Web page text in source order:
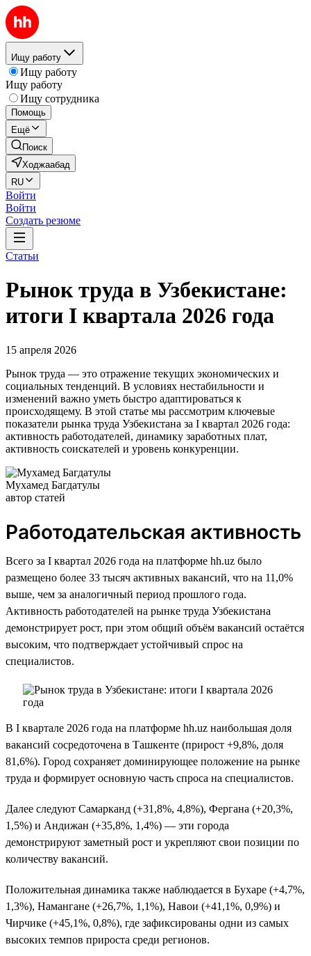
Ищу работу
Ищу работу
Ищу работу
Ищу сотрудника
Помощь
Ещё
Поиск
Ходжаабад
RU
Войти
Войти
Создать резюме
Статьи
Рынок труда в Узбекистане:
итоги I квартала 2026 года
15 апреля 2026
Рынок труда — это отражение текущих экономических и
социальных тенденций. В условиях нестабильности и
изменений важно уметь быстро адаптироваться к
происходящему. В этой статье мы рассмотрим ключевые
показатели рынка труда Узбекистана за I квартал 2026 года:
активность работодателей, динамику заработных плат,
активность соискателей и уровень конкуренции.
Мухамед Багдатулы
автор статей
Работодательская активность
Всего за I квартал 2026 года на платформе hh.uz было
размещено более 33 тысяч активных вакансий, что на 11,0%
выше, чем за аналогичный период прошлого года.
Активность работодателей на рынке труда Узбекистана
демонстрирует рост, при этом общий объём вакансий остаётся
высоким, что подтверждает устойчивый спрос на
специалистов.
В I квартале 2026 года на платформе hh.uz наибольшая доля
вакансий сосредоточена в Ташкенте (прирост +9,8%, доля
81,6%). Город сохраняет доминирующее положение на рынке
труда и формирует основную часть спроса на специалистов.
Далее следуют Самарканд (+31,8%, 4,8%), Фергана (+20,3%,
1,5%) и Андижан (+35,8%, 1,4%) — эти города
демонстрируют заметный рост и укрепляют свои позиции по
количеству вакансий.
Положительная динамика также наблюдается в Бухаре (+4,7%,
1,3%), Намангане (+26,7%, 1,1%), Навои (+41,1%, 0,9%) и
Чирчике (+45,1%, 0,8%), где зафиксированы одни из самых
высоких темпов прироста среди регионов.